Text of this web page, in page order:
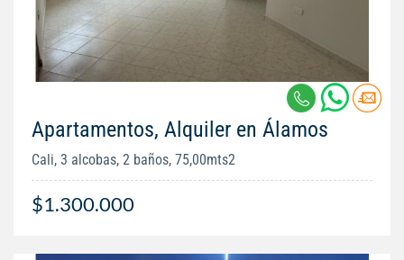
Apartamentos, Alquiler en Álamos
Cali, 3 alcobas, 2 baños, 75,00mts2
$1.300.000